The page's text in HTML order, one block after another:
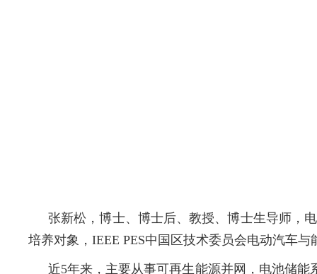
张新松，博士、博士后、教授、博士生导师，
培养对象， IEEE PES中国区技术委员会电动汽车
近5年来，主要从事可再生能源并网，电池储